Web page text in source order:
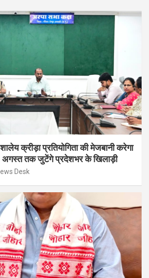
क्रीड़ा प्रतियोगिता की मेजबानी करेगा
अगस्त तक जुटेंगे प्रदेशभर के खिलाड़ी
Desk